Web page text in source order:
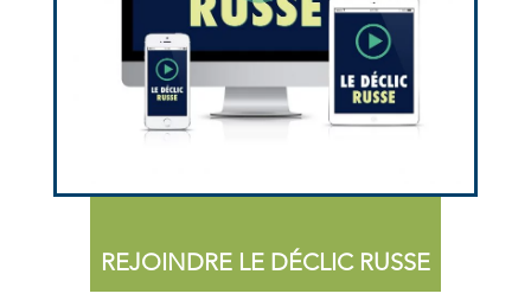
REJOINDRE LE DÉCLIC RUSSE